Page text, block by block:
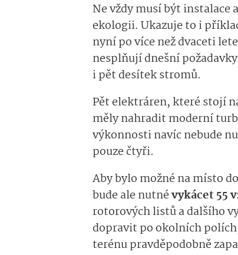
Ne vždy musí být
ekologii. Ukazuje to i
nyní po více než dvaceti
nesplňují dnešní
i pět desítek stromů.
Pět elektráren, které stojí
měly nahradit moderní
výkonnosti navíc nebude
pouze čtyři.
Aby bylo možné na místo
bude ale nutnévykácet 55
rotorových listů a dalšího
dopravit po okolních
terénu pravděpodobně